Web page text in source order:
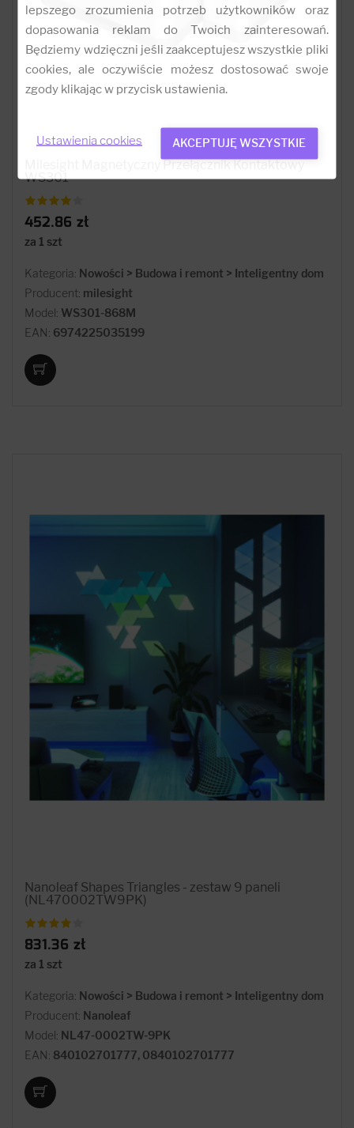
Milesight Magnetyczny Przełącznik Kontaktowy
WS301
452.86 zł
za 1 szt
Kategoria: Nowości > Budowa i remont > Inteligentny dom
Producent: milesight
Model: WS301-868M
EAN: 6974225035199
Nanoleaf Shapes Triangles - zestaw 9 paneli
(NL470002TW9PK)
831.36 zł
za 1 szt
Kategoria: Nowości > Budowa i remont > Inteligentny dom
Producent: Nanoleaf
Model: NL47-0002TW-9PK
EAN: 840102701777, 0840102701777
lepszego zrozumienia potrzeb użytkowników oraz
dopasowania reklam do Twoich zainteresowań.
Będziemy wdzięczni jeśli zaakceptujesz wszystkie pliki
cookies, ale oczywiście możesz dostosować swoje
zgody klikając w przycisk ustawienia.
Ustawienia cookies AKCEPTUJĘ WSZYSTKIE